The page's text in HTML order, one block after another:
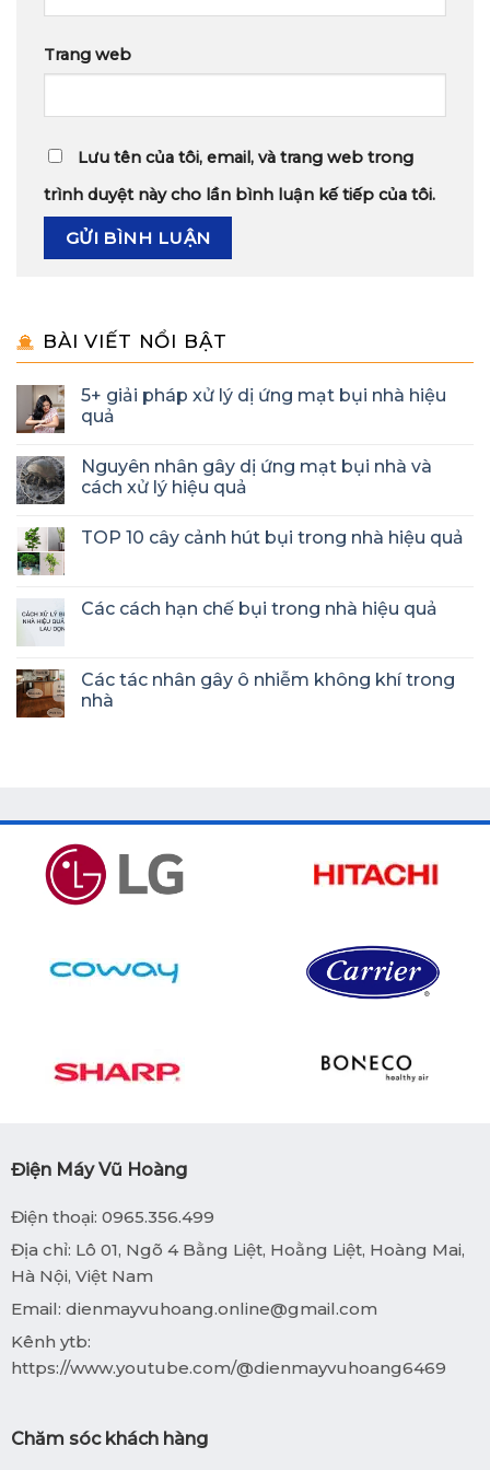
Trang web
Lưu tên của tôi, email, và trang web trong
trình duyệt này cho lần bình luận kế tiếp của tôi.
BÀI VIẾT NỔI BẬT
5+ giải pháp xử lý dị ứng mạt bụi nhà hiệu
quả
Nguyên nhân gây dị ứng mạt bụi nhà và
cách xử lý hiệu quả
TOP 10 cây cảnh hút bụi trong nhà hiệu quả
Các cách hạn chế bụi trong nhà hiệu quả
Các tác nhân gây ô nhiễm không khí trong
nhà
Điện Máy Vũ Hoàng
Điện thoại: 0965.356.499
Địa chỉ: Lô 01, Ngõ 4 Bằng Liệt, Hoằng Liệt, Hoàng Mai,
Hà Nội, Việt Nam
Email: dienmayvuhoang.online@gmail.com
Kênh ytb:
https://www.youtube.com/@dienmayvuhoang6469
Chăm sóc khách hàng